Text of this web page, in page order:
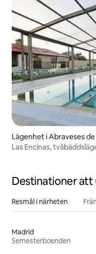
Lägenhet i Abraveses
Las Encinas,
Destinationer att
Resmål i närheten
Madrid
Semesterboenden